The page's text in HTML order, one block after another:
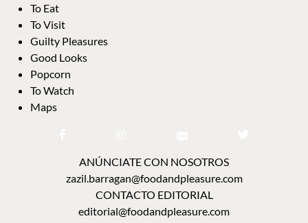
To Eat
To Visit
Guilty Pleasures
Good Looks
Popcorn
To Watch
Maps
ANÚNCIATE CON NOSOTROS
zazil.barragan@foodandpleasure.com
CONTACTO EDITORIAL
editorial@foodandpleasure.com